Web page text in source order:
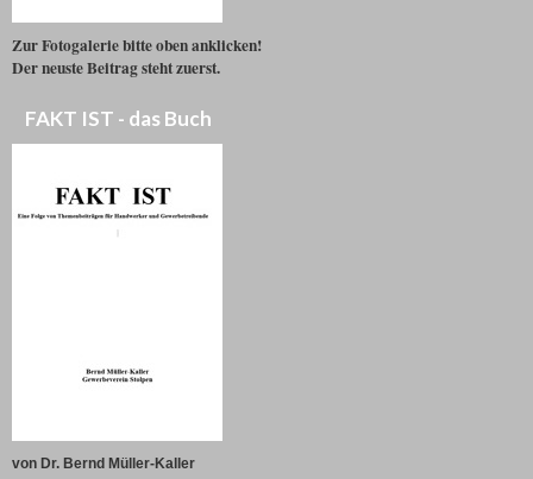
Zur Fotogalerie bitte oben anklicken!
Der neuste Beitrag steht zuerst.
FAKT IST - das Buch
von Dr. Bernd Müller-Kaller